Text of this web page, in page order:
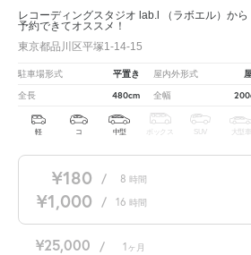
レコーディングスタジオ lab.l （ラボエル）から
予約できてオススメ！
東京都品川区平塚1-14-15
駐車場形式 平置き 屋内外形式
全長 480cm 全幅
軽 コ 中型 ボックス SUV 大型車
¥180 / 8 時間
¥1,000 / 16 時間
¥25,000 / 1 ヶ月